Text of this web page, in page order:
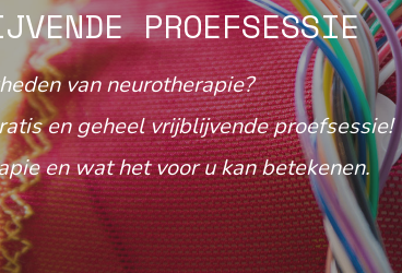
PROEFSESSIE
van neurotherapie?
en geheel vrijblijvende proefsessie!
en wat het voor u kan betekenen.